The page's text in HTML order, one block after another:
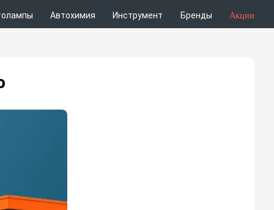
Автохимия Инструмент Бренды Акции